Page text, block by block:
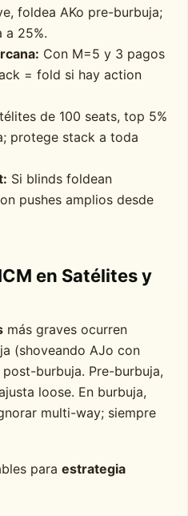
foldea AKo pre-burbuja;
a 25%.
Con M=5 y 3 pagos
= fold si hay action
de 100 seats, top 5%
protege stack a toda
Si blinds foldean
pushes amplios desde
en Satélites y
más graves ocurren
(shoveando AJo con
burbuja. Pre-burbuja,
loose. En burbuja,
multi-way; siempre
para estrategia